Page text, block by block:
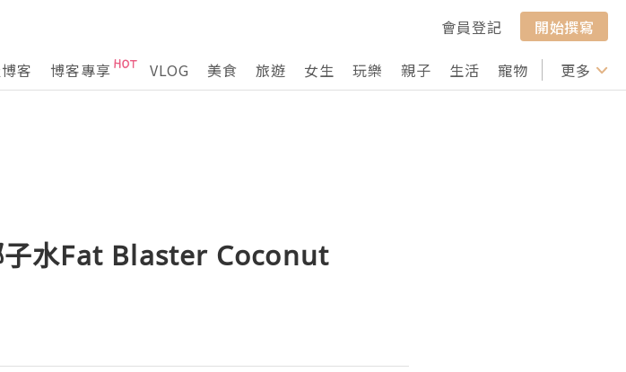
會員登記
開始撰寫
客 博客專享 VLOG 美食 旅遊 女生 玩樂 親子 生活 寵物 行山 打卡
更多
子水Fat Blaster Coconut